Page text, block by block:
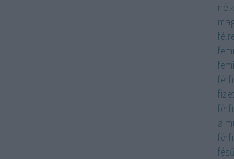
a
fésű